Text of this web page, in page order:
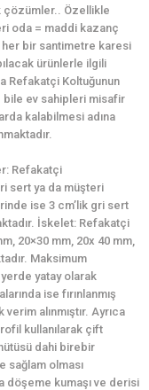
çözümler.. Özellikle
oda = maddi kazanç
her bir santimetre karesi
ürünlerle ilgili
Refakatçi Koltuğunun
bile ev sahipleri misafir
kalabilmesi adına
Refakatçi
sert ya da müşteri
ise 3 cm’lik gri sert
İskelet: Refakatçi
20×30 mm, 20x 40 mm,
Maksimum
yerde yatay olarak
ise fırınlanmış
alınmıştır. Ayrıca
kullanılarak çift
dahi birebir
sağlam olması
döşeme kumaşı ve derisi